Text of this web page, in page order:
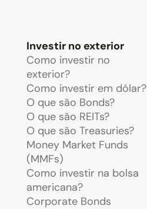
Investir no exterior
Como investir no
exterior?
Como investir em dólar?
O que são Bonds?
O que são REITs?
O que são Treasuries?
Money Market Funds
(MMFs)
Como investir na bolsa
americana?
Corporate Bonds